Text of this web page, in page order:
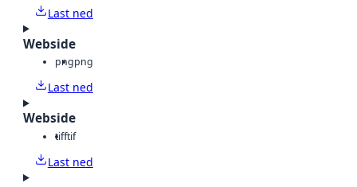
Last ned
Webside
pngpng
Last ned
Webside
tifftif
Last ned